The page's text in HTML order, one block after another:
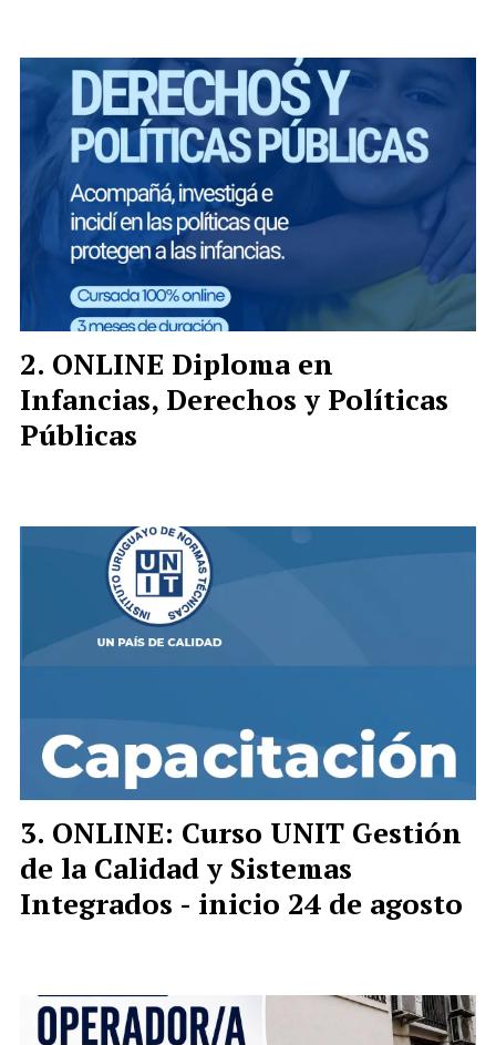
ONLINE Diploma en
Infancias, Derechos y Políticas
Públicas
ONLINE: Curso UNIT Gestión
de la Calidad y Sistemas
Integrados - inicio 24 de agosto